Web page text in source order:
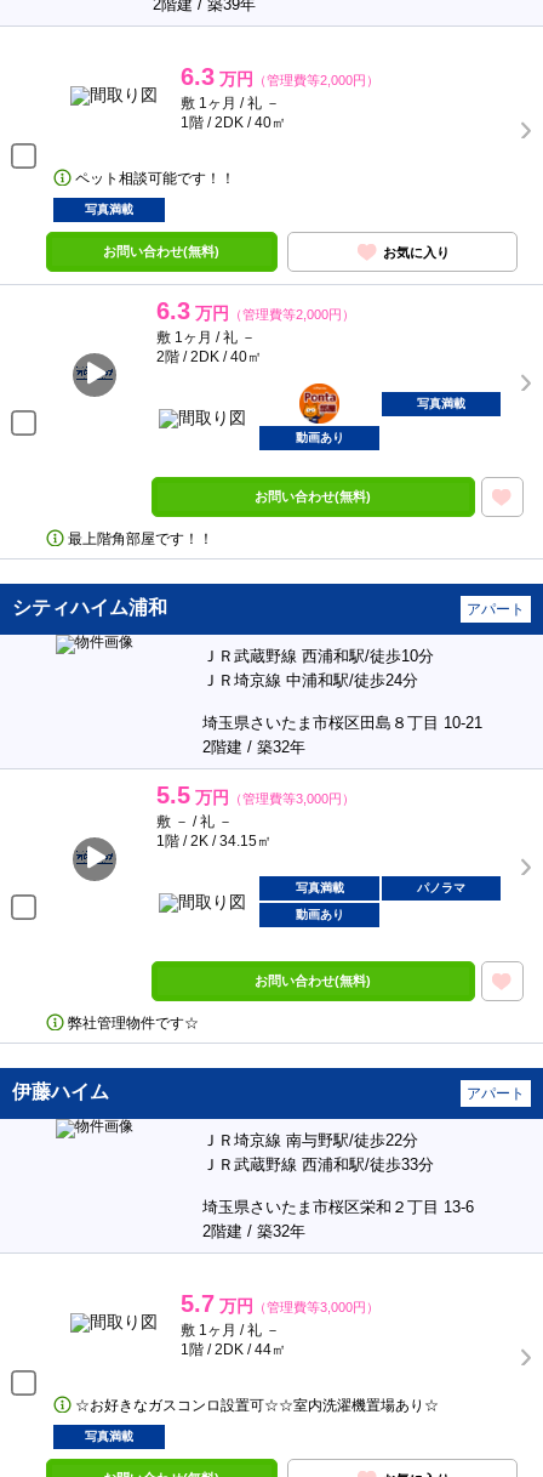
2階建 / 築39年
6.3 万円 （管理費等2,000円）
敷 1ヶ月 / 礼 －
1階 / 2DK / 40㎡
ペット相談可能です！！
写真満載
お問い合わせ(無料) お気に入り
6.3 万円 （管理費等2,000円）
敷 1ヶ月 / 礼 －
2階 / 2DK / 40㎡
ポンタ
部屋
写真満載
動画あり
お問い合わせ(無料)
最上階角部屋です！！
シティハイム浦和 アパート
ＪＲ武蔵野線 西浦和駅/徒歩10分
ＪＲ埼京線 中浦和駅/徒歩24分
埼玉県さいたま市桜区田島８丁目 10-21
2階建 / 築32年
5.5 万円 （管理費等3,000円）
敷 － / 礼 －
1階 / 2K / 34.15㎡
写真満載
パノラマ
動画あり
お問い合わせ(無料)
弊社管理物件です☆
伊藤ハイム アパート
ＪＲ埼京線 南与野駅/徒歩22分
ＪＲ武蔵野線 西浦和駅/徒歩33分
埼玉県さいたま市桜区栄和２丁目 13-6
2階建 / 築32年
5.7 万円 （管理費等3,000円）
敷 1ヶ月 / 礼 －
1階 / 2DK / 44㎡
☆お好きなガスコンロ設置可☆☆室内洗濯機置場あり☆
写真満載